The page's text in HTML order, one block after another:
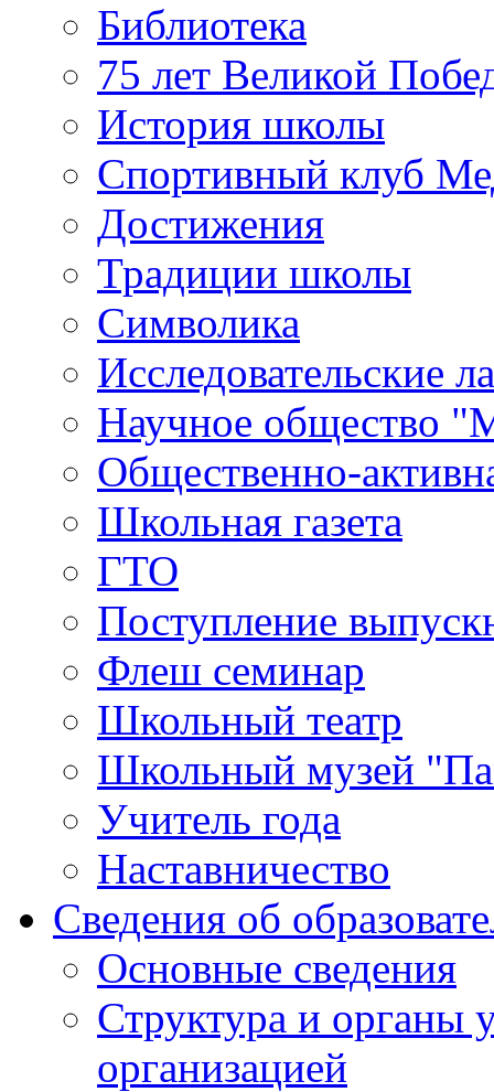
Библиотека
75 лет Великой
История школы
Спортивный клуб
Достижения
Традиции школы
Символика
Исследовательские
Научное общество
Общественно-
Школьная газета
ГТО
Поступление
Флеш семинар
Школьный театр
Школьный музей
Учитель года
Наставничество
Сведения об
Основные сведения
Структура и органы
организацией